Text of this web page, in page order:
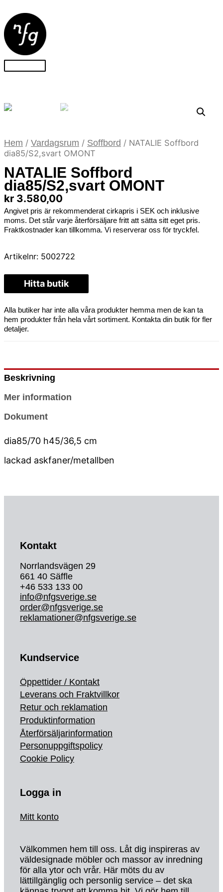
till
innehåll
Huvudmeny
Hem / Vardagsrum / Soffbord / NATALIE Soffbord
dia85/S2,svart OMONT
NATALIE Soffbord
dia85/S2,svart OMONT
kr 3.580,00
Angivet pris är rekommenderat cirkapris i SEK och inklusive
moms. Det står varje återförsäljare fritt att sätta sitt eget pris.
Fraktkostnader kan tillkomma. Vi reserverar oss för tryckfel.
Artikelnr: 5002722
Hitta butik
Alla butiker har inte alla våra produkter hemma men de kan ta
hem produkter från hela vårt sortiment. Kontakta din butik för fler
detaljer.
Beskrivning
Mer information
Dokument
dia85/70 h45/36,5 cm
lackad askfaner/metallben
Kontakt
Norrlandsvägen 29
661 40 Säffle
+46 533 133 00
info@nfgsverige.se
order@nfgsverige.se
reklamationer@nfgsverige.se
Kundservice
Öppettider / Kontakt
Leverans och Fraktvillkor
Retur och reklamation
Produktinformation
Återförsäljarinformation
Personuppgiftspolicy
Cookie Policy
Logga in
Mitt konto
Välkommen hem till oss. Låt dig inspireras av
väldesignade möbler och massor av inredning
för alla ytor och vrår. Här möts du av
lättillgänglig och personlig service – det ska